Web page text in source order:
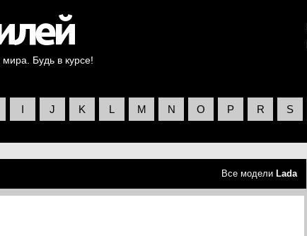
Будь в курсе!
I J K L M N O P R S
Все модели Lada